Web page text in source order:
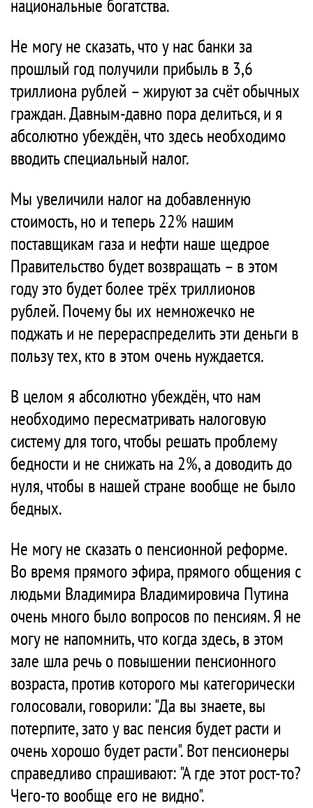
национальные богатства.
Не могу не сказать, что у нас банки за
прошлый год получили прибыль в 3,6
триллиона рублей – жируют за счёт обычных
граждан. Давным-давно пора делиться, и я
абсолютно убеждён, что здесь необходимо
вводить специальный налог.
Мы увеличили налог на добавленную
стоимость, но и теперь 22% нашим
поставщикам газа и нефти наше щедрое
Правительство будет возвращать – в этом
году это будет более трёх триллионов
рублей. Почему бы их немножечко не
поджать и не перераспределить эти деньги в
пользу тех, кто в этом очень нуждается.
В целом я абсолютно убеждён, что нам
необходимо пересматривать налоговую
систему для того, чтобы решать проблему
бедности и не снижать на 2%, а доводить до
нуля, чтобы в нашей стране вообще не было
бедных.
Не могу не сказать о пенсионной реформе.
Во время прямого эфира, прямого общения с
людьми Владимира Владимировича Путина
очень много было вопросов по пенсиям. Я не
могу не напомнить, что когда здесь, в этом
зале шла речь о повышении пенсионного
возраста, против которого мы категорически
голосовали, говорили: "Да вы знаете, вы
потерпите, зато у вас пенсия будет расти и
очень хорошо будет расти". Вот пенсионеры
справедливо спрашивают: "А где этот рост-то?
Чего-то вообще его не видно".